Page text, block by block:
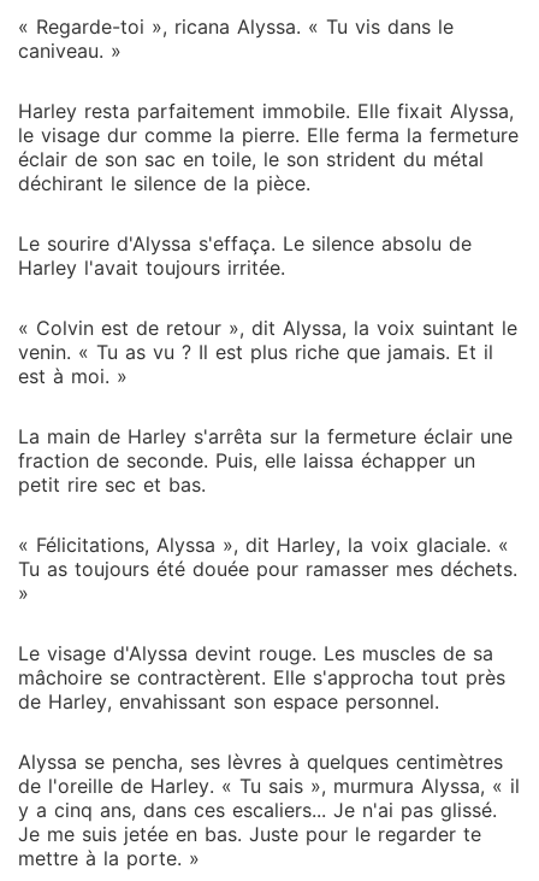
« Regarde-toi », ricana Alyssa. « Tu vis dans le
caniveau. »
Harley resta parfaitement immobile. Elle fixait Alyssa,
le visage dur comme la pierre. Elle ferma la fermeture
éclair de son sac en toile, le son strident du métal
déchirant le silence de la pièce.
Le sourire d'Alyssa s'effaça. Le silence absolu de
Harley l'avait toujours irritée.
« Colvin est de retour », dit Alyssa, la voix suintant le
venin. « Tu as vu ? Il est plus riche que jamais. Et il
est à moi. »
La main de Harley s'arrêta sur la fermeture éclair une
fraction de seconde. Puis, elle laissa échapper un
petit rire sec et bas.
« Félicitations, Alyssa », dit Harley, la voix glaciale. «
Tu as toujours été douée pour ramasser mes déchets.
»
Le visage d'Alyssa devint rouge. Les muscles de sa
mâchoire se contractèrent. Elle s'approcha tout près
de Harley, envahissant son espace personnel.
Alyssa se pencha, ses lèvres à quelques centimètres
de l'oreille de Harley. « Tu sais », murmura Alyssa, « il
y a cinq ans, dans ces escaliers... Je n'ai pas glissé.
Je me suis jetée en bas. Juste pour le regarder te
mettre à la porte. »